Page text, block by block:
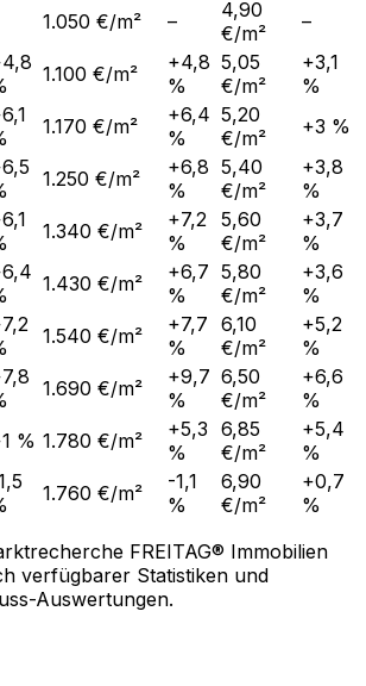
1.050 €/m² –
4,90
€/m²
–
1.100 €/m²
+4,8
%
5,05
€/m²
+3,1
%
1.170 €/m²
+6,4
%
5,20
€/m²
+3 %
1.250 €/m²
+6,8
%
5,40
€/m²
+3,8
%
1.340 €/m²
+7,2
%
5,60
€/m²
+3,7
%
1.430 €/m²
+6,7
%
5,80
€/m²
+3,6
%
1.540 €/m²
+7,7
%
6,10
€/m²
+5,2
%
1.690 €/m²
+9,7
%
6,50
€/m²
+6,6
%
% 1.780 €/m²
+5,3
%
6,85
€/m²
+5,4
%
1.760 €/m²
-1,1
%
6,90
€/m²
+0,7
%
FREITAG® Immobilien
verfügbarer Statistiken und
Auswertungen.